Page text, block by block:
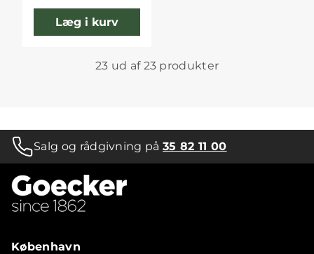
Læg i kurv
23 ud af 23 produkter
Salg og rådgivning på35 82 11 00
København